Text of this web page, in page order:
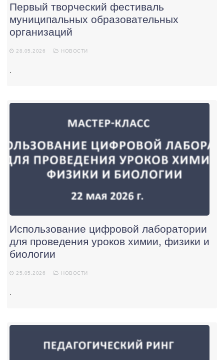
Первый творческий фестиваль
муниципальных образовательных
организаций
28.05.2026 НОВОСТИ
Использование цифровой лаборатории
для проведения уроков химии, физики и
биологии
25.05.2026 НОВОСТИ